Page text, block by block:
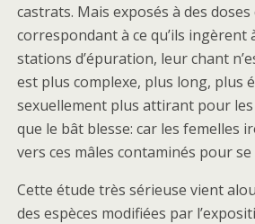
castrats. Mais exposés à des
correspondant à ce qu’ils ingèrent
stations d’épuration, leur chant
est plus complexe, plus long, plus
sexuellement plus attirant pour les
que le bât blesse: car les femelles
vers ces mâles contaminés pour
Cette étude très sérieuse vient
des espèces modifiées par